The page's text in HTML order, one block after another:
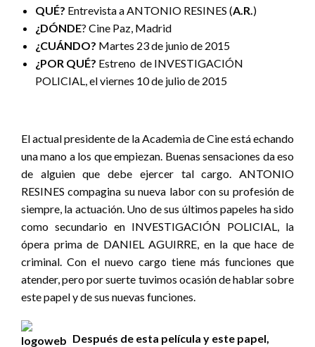
QUÉ? Entrevista a ANTONIO RESINES (A.R.)
¿DÓNDE? Cine Paz, Madrid
¿CUÁNDO? Martes 23 de junio de 2015
¿POR QUÉ? Estreno de INVESTIGACIÓN
POLICIAL, el viernes 10 de julio de 2015
El actual presidente de la Academia de Cine está echando
una mano a los que empiezan. Buenas sensaciones da eso
de alguien que debe ejercer tal cargo. ANTONIO
RESINES compagina su nueva labor con su profesión de
siempre, la actuación. Uno de sus últimos papeles ha sido
como secundario en INVESTIGACIÓN POLICIAL, la
ópera prima de DANIEL AGUIRRE, en la que hace de
criminal. Con el nuevo cargo tiene más funciones que
atender, pero por suerte tuvimos ocasión de hablar sobre
este papel y de sus nuevas funciones.
Después de esta película y este papel,